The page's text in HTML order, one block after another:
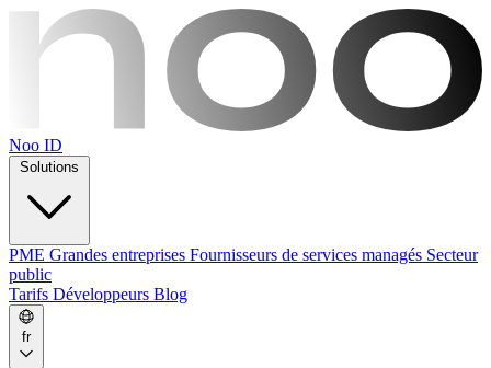
Noo ID
PME Grandes entreprises Fournisseurs de services managés Secteur
public
Tarifs Développeurs Blog
fr